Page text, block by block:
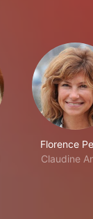
Florence
Claudine